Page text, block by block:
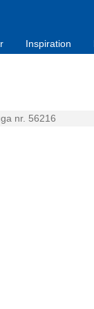
Inspiration
nr. 56216